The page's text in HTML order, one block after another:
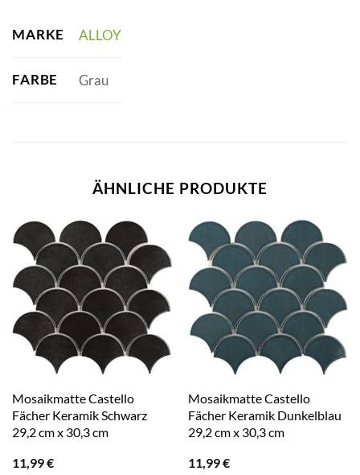
MARKE ALLOY
FARBE Grau
ÄHNLICHE PRODUKTE
Mosaikmatte Castello
Fächer Keramik Schwarz
29,2 cm x 30,3 cm
11,99€
Mosaikmatte Castello
Fächer Keramik Dunkelblau
29,2 cm x 30,3 cm
11,99€